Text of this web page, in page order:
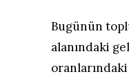
Bugünün
alanındaki